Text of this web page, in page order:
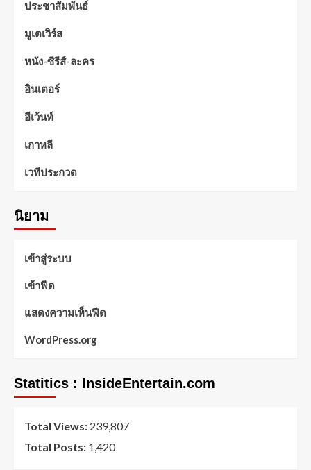
ประชาสัมพันธ์
มูเตเวิร์ส
หนัง-ซีรีส์-ละคร
อินเตอร์
อีเว้นท์
เกาหลี
เวทีประกวด
นิยาม
เข้าสู่ระบบ
เข้าฟีด
แสดงความเห็นฟีด
WordPress.org
Statitics : InsideEntertain.com
Total Views: 239,807
Total Posts: 1,420